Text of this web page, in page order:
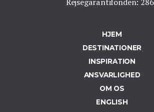
HJEM
DESTINATIONER
INSPIRATION
ANSVARLIGHED
OM OS
ENGLISH